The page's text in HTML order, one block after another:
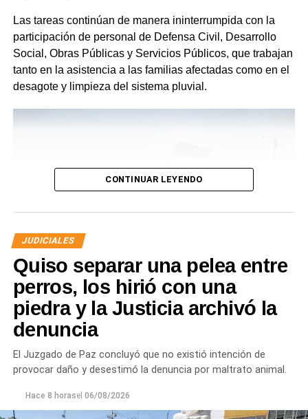
Las tareas continúan de manera ininterrumpida con la
participación de personal de Defensa Civil, Desarrollo
Social, Obras Públicas y Servicios Públicos, que trabajan
tanto en la asistencia a las familias afectadas como en el
desagote y limpieza del sistema pluvial.
Desde Defensa Civil y Desarrollo Social se brindó
Noroeste, Quinta 25, Carlos Soria y Chacramonte,
donde se entregaron nylon, frazadas, colchones, leña
y alimentos.
CONTINUAR LEYENDO
JUDICIALES
Quiso separar una pelea entre
perros, los hirió con una
piedra y la Justicia archivó la
denuncia
El Juzgado de Paz concluyó que no existió intención de
provocar daño y desestimó la denuncia por maltrato animal.
Hace 8 horasel 06/08/2026